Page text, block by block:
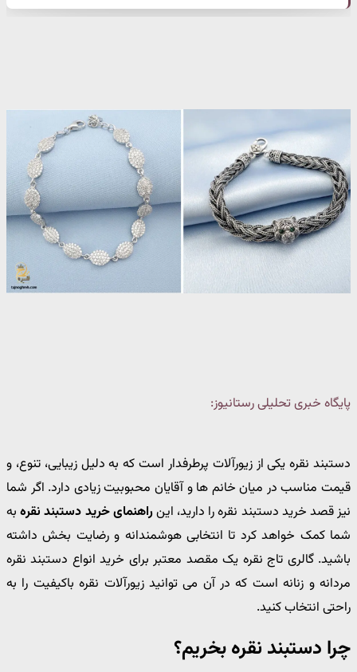
پایگاه خبری تحلیلی رستانیوز:
دستبند نقره یکی از زیورآلات پرطرفدار است که به دلیل زیبایی، تنوع، و
قیمت مناسب در میان خانم ها و آقایان محبوبیت زیادی دارد. اگر شما
نیز قصد خرید دستبند نقره را دارید، اینراهنمای خرید دستبند نقرهبه
شما کمک خواهد کرد تا انتخابی هوشمندانه و رضایت بخش داشته
باشید. گالری تاج نقره یک مقصد معتبر برای خرید انواع دستبند نقره
مردانه و زنانه است که در آن می توانید زیورآلات نقره باکیفیت را به
راحتی انتخاب کنید.
چرا دستبند نقره بخریم؟